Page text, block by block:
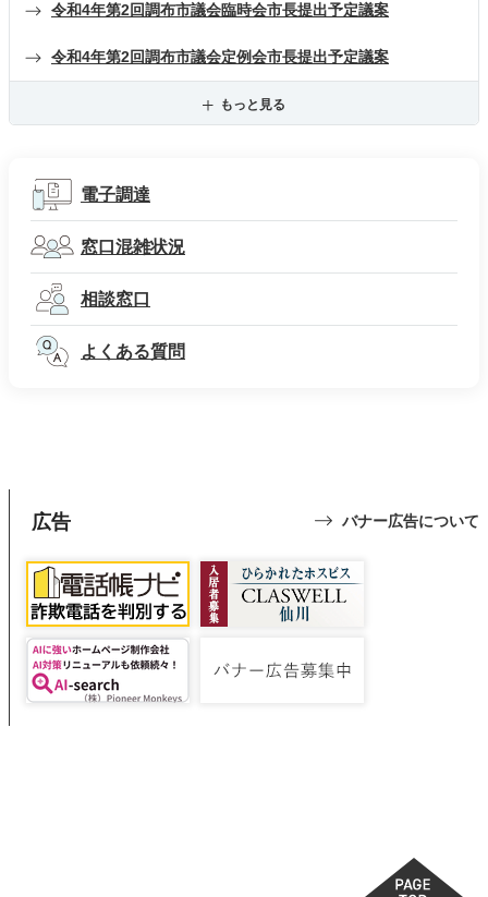
令和4年第2回調布市議会臨時会市長提出予定議案
令和4年第2回調布市議会定例会市長提出予定議案
もっと見る
電子調達
窓口混雑状況
相談窓口
よくある質問
広告 バナー広告について